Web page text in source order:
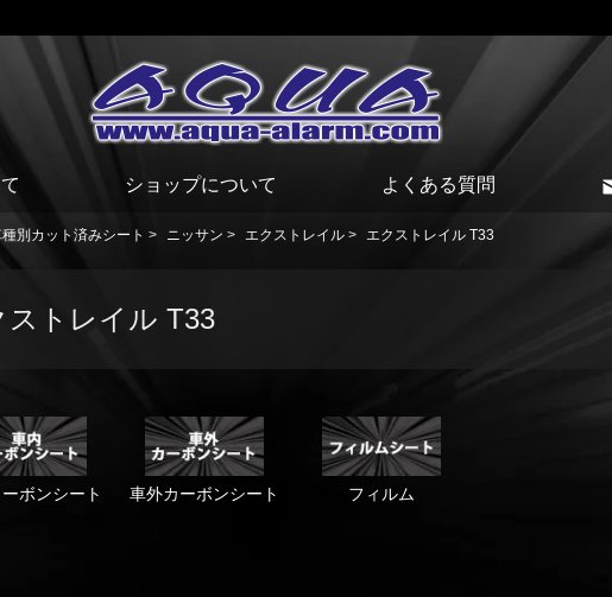
ショップについて よくある質問
別カット済みシート > ニッサン > エクストレイル > エクストレイル T33
ストレイル T33
ボンシート 車外カーボンシート フィルム